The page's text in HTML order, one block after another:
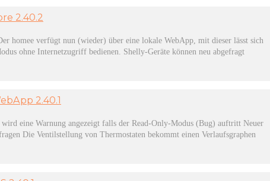
2.40.2
homee verfügt nun (wieder) über eine lokale WebApp, mit dieser lässt sich
ohne Internetzugriff bedienen. Shelly-Geräte können neu abgefragt
2.40.1
wird eine Warnung angezeigt falls der Read-Only-Modus (Bug) auftritt Neuer
Die Ventilstellung von Thermostaten bekommt einen Verlaufsgraphen